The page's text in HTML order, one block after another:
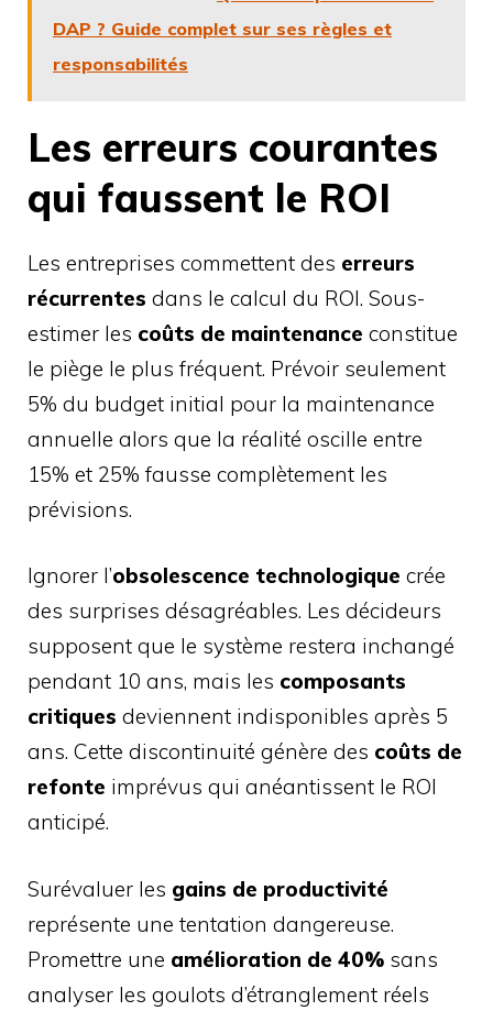
DAP ? Guide complet sur ses règles et
responsabilités
Les erreurs courantes
qui faussent le ROI
Les entreprises commettent des erreurs
récurrentes dans le calcul du ROI. Sous-
estimer les coûts de maintenance constitue
le piège le plus fréquent. Prévoir seulement
5% du budget initial pour la maintenance
annuelle alors que la réalité oscille entre
15% et 25% fausse complètement les
prévisions.
Ignorer l’obsolescence technologique crée
des surprises désagréables. Les décideurs
supposent que le système restera inchangé
pendant 10 ans, mais les composants
critiques deviennent indisponibles après 5
ans. Cette discontinuité génère des coûts de
refonte imprévus qui anéantissent le ROI
anticipé.
Surévaluer les gains de productivité
représente une tentation dangereuse.
Promettre une amélioration de 40% sans
analyser les goulots d’étranglement réels